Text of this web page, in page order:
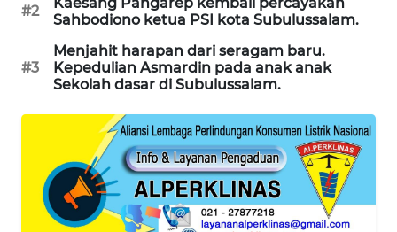
#2
Sahbodiono ketua PSI kota Subulussalam.
#3
Menjahit harapan dari seragam baru.
Kepedulian Asmardin pada anak anak
Sekolah dasar di Subulussalam.
KARING
NEWS
JURNAL
MARITIM
HUMBANG
NEWS
GARONGGANG